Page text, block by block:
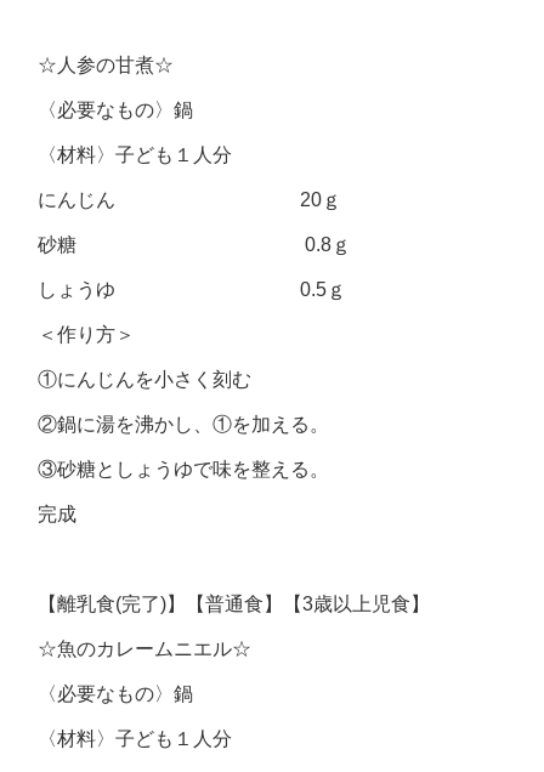
☆人参の甘煮☆
〈必要なもの〉鍋
〈材料〉子ども１人分
にんじん 20ｇ
砂糖 0.8ｇ
しょうゆ 0.5ｇ
＜作り方＞
①にんじんを小さく刻む
②鍋に湯を沸かし、①を加える。
③砂糖としょうゆで味を整える。
完成
【離乳食(完了)】【普通食】【3歳以上児食】
☆魚のカレームニエル☆
〈必要なもの〉鍋
〈材料〉子ども１人分